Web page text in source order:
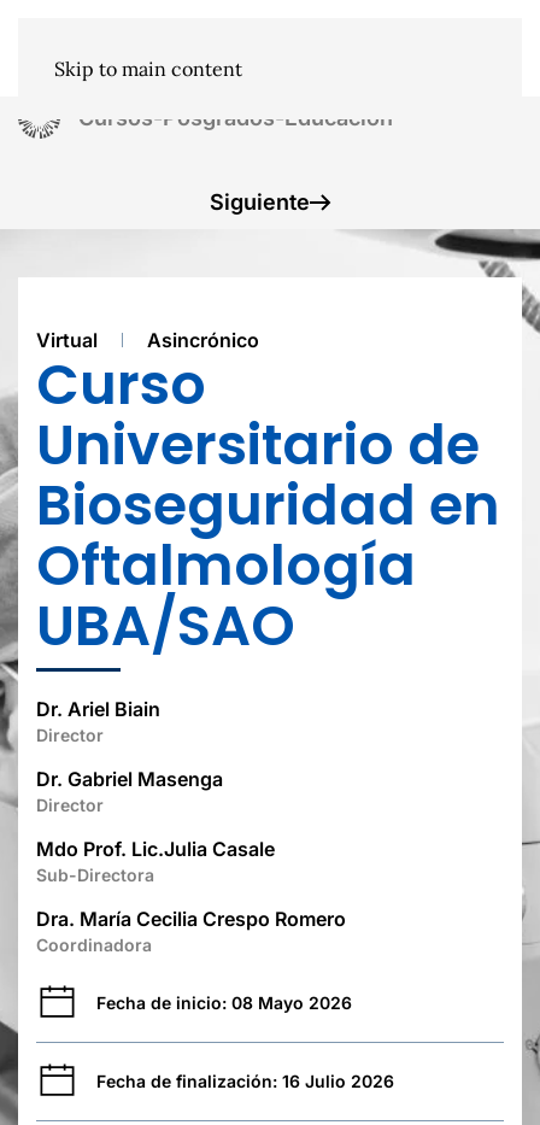
Skip to main content
Cursos-Posgrados-Educacion
Siguiente
Virtual Asincrónico
Curso
Universitario de
Bioseguridad en
Oftalmología
UBA/SAO
Dr. Ariel Biain
Director
Dr. Gabriel Masenga
Director
Mdo Prof. Lic.Julia Casale
Sub-Directora
Dra. María Cecilia Crespo Romero
Coordinadora
Fecha de inicio: 08 Mayo 2026
Fecha de finalización: 16 Julio 2026